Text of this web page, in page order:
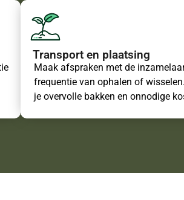
Transport en plaatsing
Maak afspraken met de
frequentie van ophalen of
je overvolle bakken en onnodige